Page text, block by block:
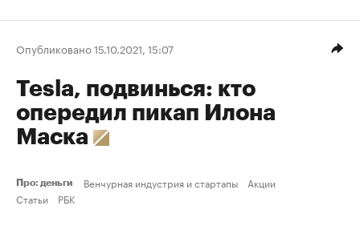
Опубликовано 15.10.2021, 15:07
Tesla, подвинься: кто
опередил пикап Илона
Маска
Про: деньги Венчурная индустрия и стартапы
Акции
Статьи
РБК